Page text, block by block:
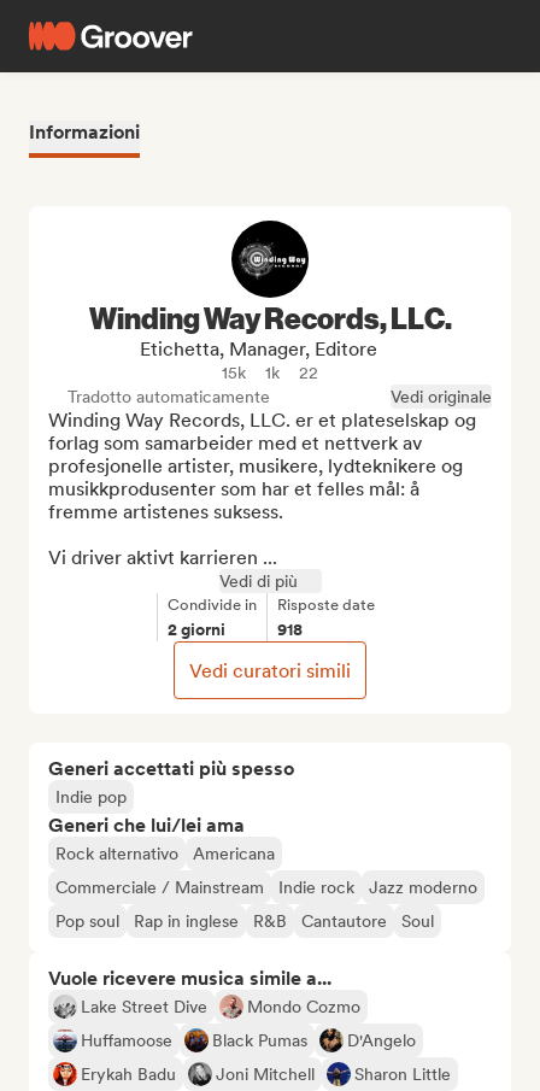
Informazioni
Generi accettati più spesso
Indie pop
Generi che lui/lei ama
Rock alternativo
Americana
Commerciale / Mainstream
Indie rock
Jazz moderno
Pop soul
Rap in inglese R&B Cantautore Soul
Vuole ricevere musica simile a...
Lake Street Dive
Mondo Cozmo
Huffamoose
Black Pumas
D'Angelo
Erykah Badu
Joni Mitchell
Sharon Little
Winding Way Records, LLC.
Etichetta, Manager, Editore
15k 1k
22
Tradotto automaticamente
Vedi originale
Winding Way Records, LLC. er et plateselskap og
forlag som samarbeider med et nettverk av
profesjonelle artister, musikere, lydteknikere og
musikkprodusenter som har et felles mål: å
fremme artistenes suksess.
Vi driver aktivt karrieren ...
Vedi di più
Condivide in
2 giorni
Risposte date
918
Vedi curatori simili